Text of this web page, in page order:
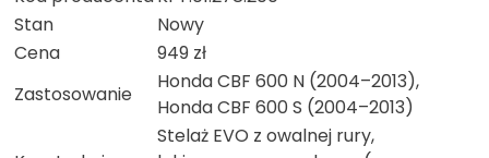
Stan
Nowy
Cena
949 zł
Zastosowanie
Honda CBF 600 N (2004–2013),
Honda CBF 600 S (2004–2013)
Stelaż EVO z owalnej rury,